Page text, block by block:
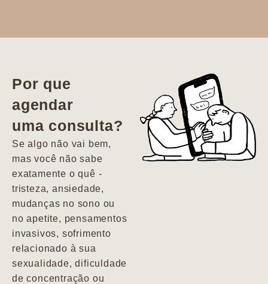
vida. Ela me
encontrou num
estado misto de
depressão e
agitação com
pensamentos
Por que
agendar
uma consulta?
Se algo não vai bem,
mas você não sabe
exatamente o quê -
tristeza, ansiedade,
mudanças no sono ou
no apetite, pensamentos
invasivos, sofrimento
relacionado à sua
sexualidade, dificuldade
de concentração ou